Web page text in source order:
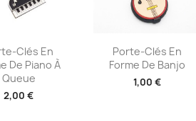
rapide
Clés En
De Piano À
Queue
2,00 €
Aperçu rapide
Porte-Clés En
Forme De Banjo
1,00 €